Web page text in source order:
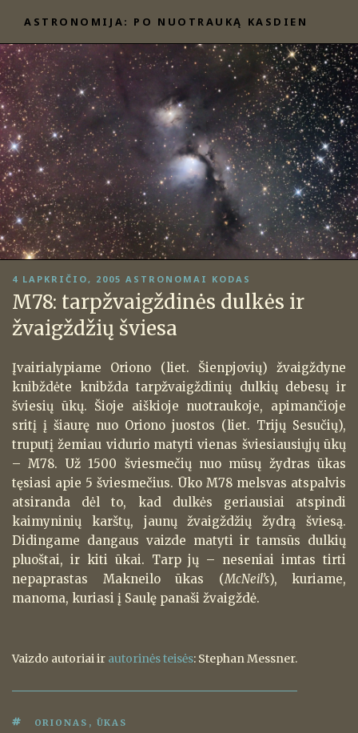
prie
turinio
ASTRONOMIJA: PO NUOTRAUKĄ KASDIEN
PASKELBTA
4 LAPKRIČIO, 2005 ASTRONOMAI KODAS
M78: tarpžvaigždinės dulkės ir
žvaigždžių šviesa
Įvairialypiame Oriono (liet. Šienpjovių) žvaigždyne
knibždėte knibžda tarpžvaigždinių dulkių debesų ir
šviesių ūkų. Šioje aiškioje nuotraukoje, apimančioje
sritį į šiaurę nuo Oriono juostos (liet. Trijų Sesučių),
truputį žemiau vidurio matyti vienas šviesiausiųjų ūkų
– M78. Už 1500 šviesmečių nuo mūsų žydras ūkas
tęsiasi apie 5 šviesmečius. Ūko M78 melsvas atspalvis
atsiranda dėl to, kad dulkės geriausiai atspindi
kaimyninių karštų, jaunų žvaigždžių žydrą šviesą.
Didingame dangaus vaizde matyti ir tamsūs dulkių
pluoštai, ir kiti ūkai. Tarp jų – neseniai imtas tirti
nepaprastas Makneilo ūkas (McNeil’s), kuriame,
manoma, kuriasi į Saulę panaši žvaigždė.
Vaizdo autoriai ir autorinės teisės: Stephan Messner.
ŽYMOS
ORIONAS , ŪKAS